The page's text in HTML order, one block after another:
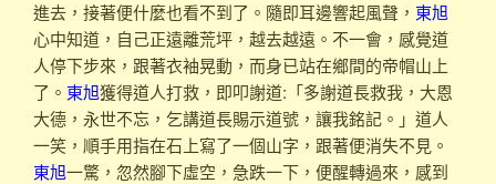
進去，接著便什麼也看不到了。隨即耳邊響起風聲， 東旭
心中知道，自己正遠離荒坪，越去越遠。不一會，感覺道
人停下步來，跟著衣袖晃動，而身已站在鄉間的帝帽山上
了。 東旭獲得道人打救，即叩謝道:「多謝道長救我，大恩
大德，永世不忘，乞講道長賜示道號，讓我銘記。」道人
一笑，順手用指在石上寫了一個山字，跟著便消失不見。
東旭一驚，忽然腳下虛空，急跌一下，便醒轉過來，感到